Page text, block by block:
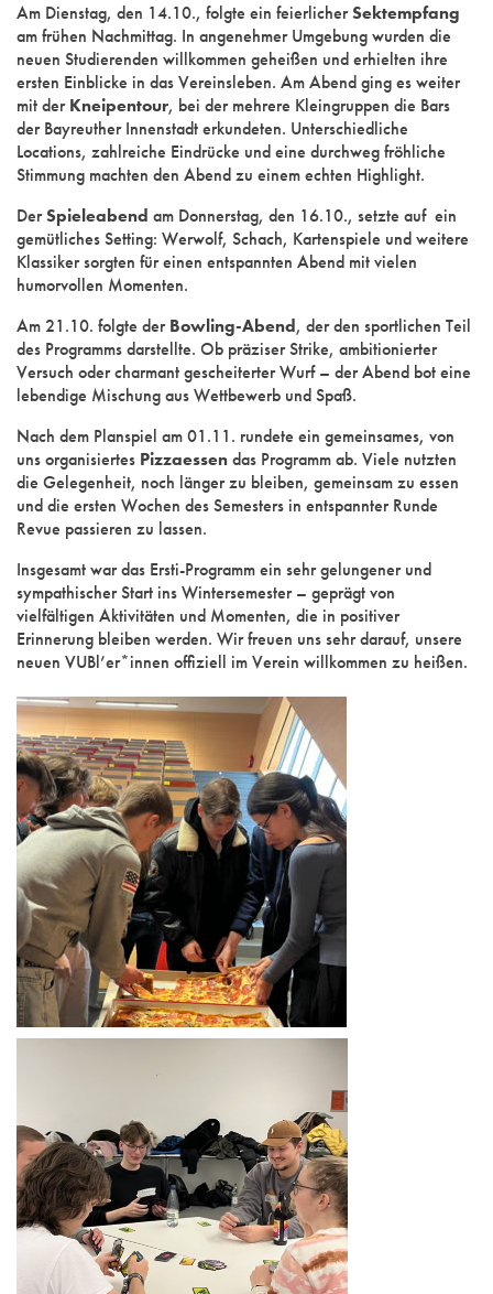
Am Dienstag, den 14.10., folgte ein feierlicherSektempfang
am frühen Nachmittag. In angenehmer Umgebung wurden die
neuen Studierenden willkommen geheißen und erhielten ihre
ersten Einblicke in das Vereinsleben. Am Abend ging es weiter
mit derKneipentour, bei der mehrere Kleingruppen die Bars
der Bayreuther Innenstadt erkundeten. Unterschiedliche
Locations, zahlreiche Eindrücke und eine durchweg fröhliche
Stimmung machten den Abend zu einem echten Highlight.
DerSpieleabend am Donnerstag, den 16.10., setzte auf ein
gemütliches Setting: Werwolf, Schach, Kartenspiele und weitere
Klassiker sorgten für einen entspannten Abend mit vielen
humorvollen Momenten.
Am 21.10. folgte derBowling-Abend, der den sportlichen Teil
des Programms darstellte. Ob präziser Strike, ambitionierter
Versuch oder charmant gescheiterter Wurf – der Abend bot eine
lebendige Mischung aus Wettbewerb und Spaß.
Nach dem Planspiel am 01.11. rundete ein gemeinsames, von
uns organisiertes Pizzaessendas Programm ab. Viele nutzten
die Gelegenheit, noch länger zu bleiben, gemeinsam zu essen
und die ersten Wochen des Semesters in entspannter Runde
Revue passieren zu lassen.
Insgesamt war das Ersti-Programm ein sehr gelungener und
sympathischer Start ins Wintersemester – geprägt von
vielfältigen Aktivitäten und Momenten, die in positiver
Erinnerung bleiben werden. Wir freuen uns sehr darauf, unsere
neuen VUBl’er*innen offiziell im Verein willkommen zu heißen.